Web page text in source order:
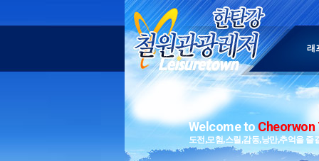
Welcome to Cheorwon
도전,모험,스릴,감동,낭만,추억을 즐
래